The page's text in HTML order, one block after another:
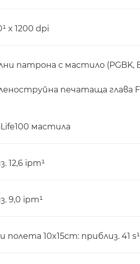
x 1200 dpi
патрона с мастило (PGBK,
печатаща глава
мастила
12,6 ipm¹
9,0 ipm¹
полета 10x15cm: приблиз. 41 s¹